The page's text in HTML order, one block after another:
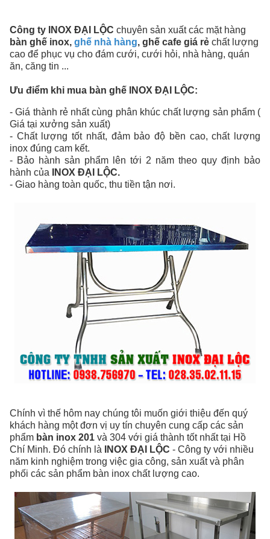
Công ty INOX ĐẠI LỘC chuyên sản xuất các mặt hàng
bàn ghế inox, ghế nhà hàng, ghế cafe giá rẻ chất lượng
cao để phục vụ cho đám cưới, cưới hỏi, nhà hàng, quán
ăn, căng tin ...
Ưu điểm khi mua bàn ghế INOX ĐẠI LỘC:
- Giá thành rẻ nhất cùng phân khúc chất lượng sản phẩm (
Giá tại xưởng sản xuất)
- Chất lượng tốt nhất, đảm bảo độ bền cao, chất lượng
inox đúng cam kết.
- Bảo hành sản phẩm lên tới 2 năm theo quy định bảo
hành của
INOX ĐẠI LỘC.
- Giao hàng toàn quốc, thu tiền tận nơi.
Chính vì thế hôm nay chúng tôi muốn giới thiệu đến quý
khách hàng một đơn vị uy tín chuyên cung cấp các sản
phẩm bàn inox 201 và 304 với giá thành tốt nhất tại Hồ
Chí Minh. Đó chính là INOX ĐẠI LỘC - Công ty với nhiều
năm kinh nghiệm trong việc gia công, sản xuất và phân
phối các sản phẩm bàn inox chất lượng cao.